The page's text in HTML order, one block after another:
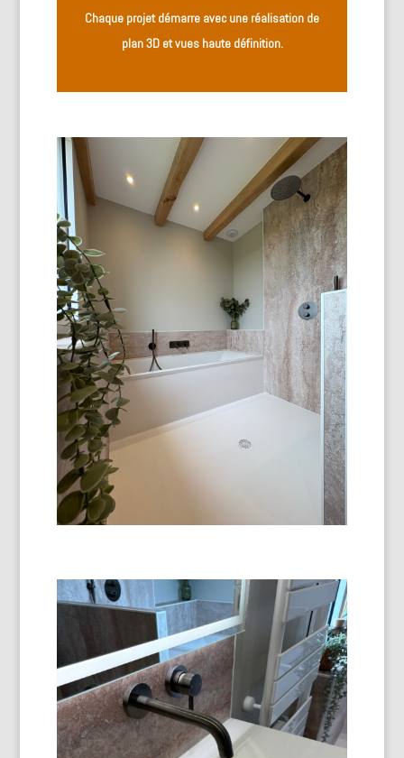
Chaque projet démarre avec une réalisation de
plan 3D et vues haute définition.